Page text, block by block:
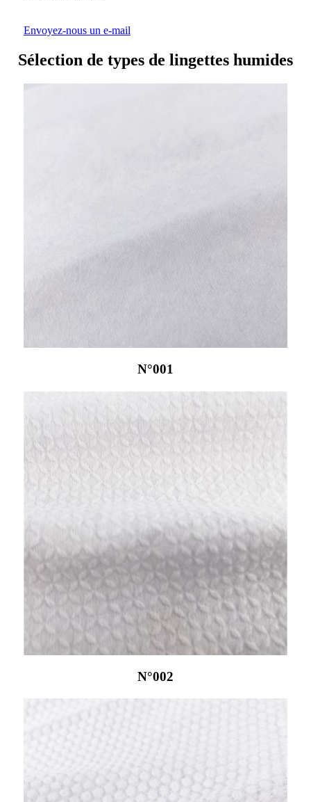
Envoyez-nous un e-mail
Sélection de types de lingettes humides
N°001
N°002